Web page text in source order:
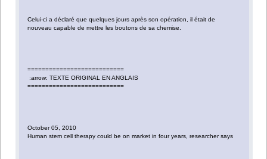
Celui-ci a déclaré que quelques jours après son opération, il était de
nouveau capable de mettre les boutons de sa chemise.
===========================
:arrow: TEXTE ORIGINAL EN ANGLAIS
===========================
October 05, 2010
Human stem cell therapy could be on market in four years, researcher says